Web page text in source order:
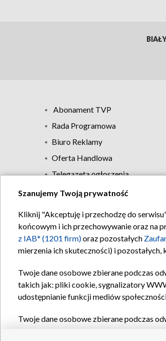
Abonament TVP
Rada Programowa
Biuro Reklamy
Oferta Handlowa
Telegazeta ogłoszenia
Szanujemy Twoją prywatność
Kliknij "Akceptuję i przechodzę do
końcowym i ich przechowywanie oraz na
z IAB* (1201 firm)oraz pozostałych
mierzenia ich skuteczności) i
Twoje dane osobowe zbierane podczas
takich jak: pliki cookie, sygnalizatory
udostępnianie funkcji mediów
Twoje dane osobowe zbierane podczas